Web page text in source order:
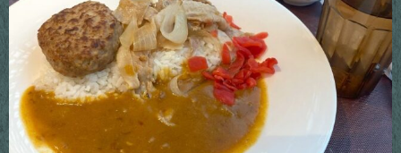
グルメ
日記
釣り